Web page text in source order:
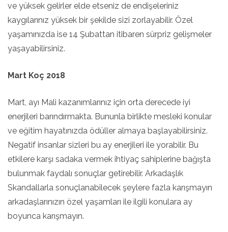
ve yüksek gelirler elde etseniz de endişeleriniz
kaygılarınız yüksek bir şekilde sizi zorlayabilir. Özel
yaşamınızda ise 14 Şubattan itibaren sürpriz gelişmeler
yaşayabilirsiniz.
Mart Koç 2018
Mart, ayı Mali kazanımlarınız için orta derecede iyi
enerjileri barındırmakta. Bununla birlikte mesleki konular
ve eğitim hayatınızda ödüller almaya başlayabilirsiniz.
Negatif insanlar sizleri bu ay enerjileri ile yorabilir. Bu
etkilere karşı sadaka vermek ihtiyaç sahiplerine bağışta
bulunmak faydalı sonuçlar getirebilir. Arkadaşlık
Skandallarla sonuçlanabilecek şeylere fazla karışmayın
arkadaşlarınızın özel yaşamları ile ilgili konulara ay
boyunca karışmayın.